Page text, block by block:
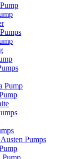
Pump
Pumps
Pump